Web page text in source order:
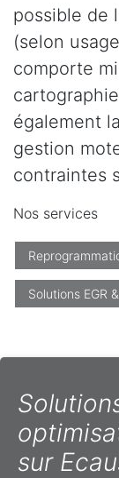
possible de
(selon
comporte
également
gestion
contraintes
Nos services
Solutions EGR
sur